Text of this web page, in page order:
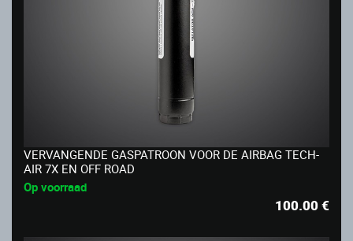
VERVANGENDE GASPATROON VOOR DE AIRBAG TECH-
AIR 7X EN OFF ROAD
Op voorraad
100.00€